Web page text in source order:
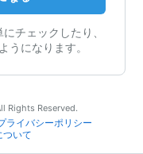
チェックしたり、
うになります。
Rights Reserved.
ライバシーポリシー
ついて